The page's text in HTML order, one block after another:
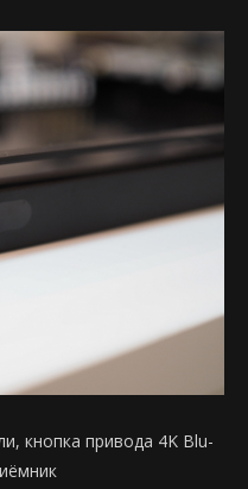
кнопка привода 4K Blu-